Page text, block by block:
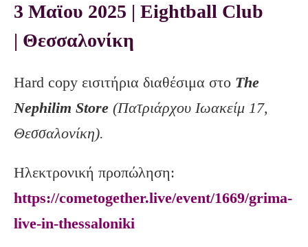
3 Μαϊου 2025 | Eightball Club
| Θεσσαλονίκη
Hard copy εισιτήρια διαθέσιμα στο The
Nephilim Store (Πατριάρχου Ιωακείμ 17,
Θεσσαλονίκη).
Ηλεκτρονική προπώληση:
https://cometogether.live/event/1669/grima-
live-in-thessaloniki